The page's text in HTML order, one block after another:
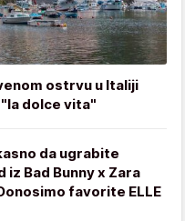
ostrvu u Italiji
dolce vita"
da ugrabite
iz Bad Bunny x Zara
favorite ELLE